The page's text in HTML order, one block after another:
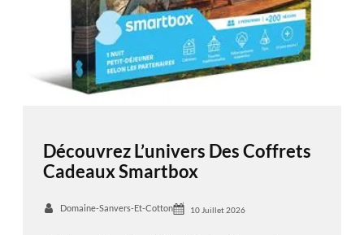
Découvrez L’univers Des Coffrets
Cadeaux Smartbox
Domaine-Sanvers-Et-Cotton 10 Juillet 2026